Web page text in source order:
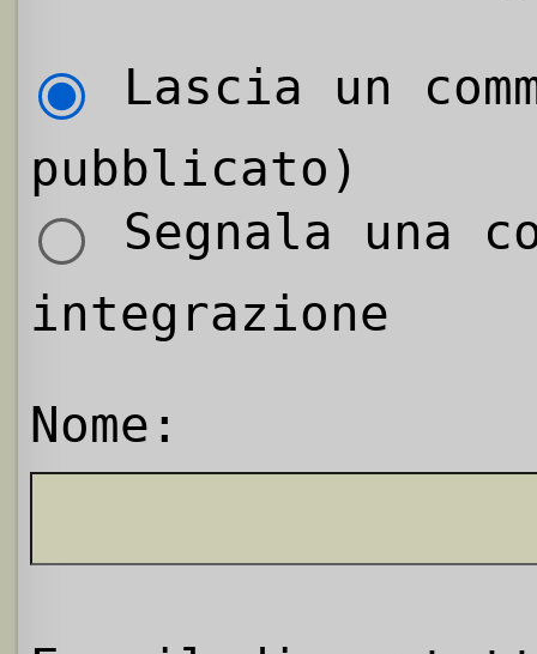
Lascia un
pubblicato)
Segnala una
integrazione
Nome: